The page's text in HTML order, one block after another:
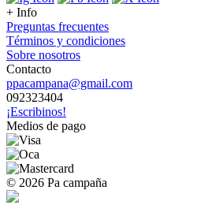
+ Info
Preguntas frecuentes
Términos y condiciones
Sobre nosotros
Contacto
ppacampana@gmail.com
092323404
¡Escribinos!
Medios de pago
© 2026 Pa campaña